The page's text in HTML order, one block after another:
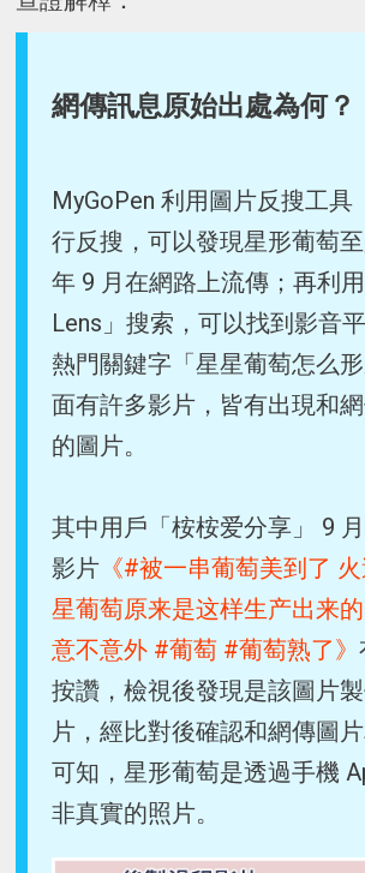
網傳訊息原始出處為何？
MyGoPen 利用圖片反搜工具
行反搜，可以發現星形葡萄
年 9 月在網路上流傳；再利
Lens」搜索，可以找到影音
熱門關鍵字「星星葡萄怎么
面有許多影片，皆有出現和
的圖片。
其中用戶「桉桉爱分享」 9
影片 《#被一串葡萄美到了
星葡萄原来是这样生产出来
意不意外 #葡萄 #葡萄熟了》
按讚，檢視後發現是該圖片
片，經比對後確認和網傳圖
可知，星形葡萄是透過手機
非真實的照片。